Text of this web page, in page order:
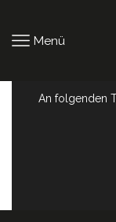
Menü
An folgenden